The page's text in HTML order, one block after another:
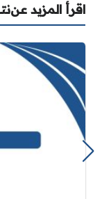
اقرأ المزيد عن